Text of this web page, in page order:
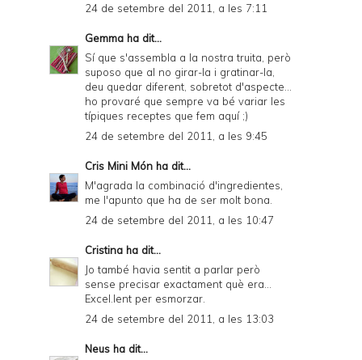
24 de setembre del 2011, a les 7:11
Gemma ha dit...
Sí que s'assembla a la nostra truita, però
suposo que al no girar-la i gratinar-la,
deu quedar diferent, sobretot d'aspecte...
ho provaré que sempre va bé variar les
típiques receptes que fem aquí ;)
24 de setembre del 2011, a les 9:45
Cris Mini Món ha dit...
M'agrada la combinació d'ingredientes,
me l'apunto que ha de ser molt bona.
24 de setembre del 2011, a les 10:47
Cristina ha dit...
Jo també havia sentit a parlar però
sense precisar exactament què era...
Excel.lent per esmorzar.
24 de setembre del 2011, a les 13:03
Neus ha dit...